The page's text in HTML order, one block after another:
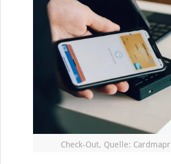
Check-Out, Quelle: